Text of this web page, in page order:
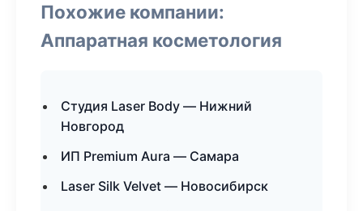
Похожие компании:
Аппаратная косметология
Студия Laser Body — Нижний
Новгород
ИП Premium Aura — Самара
Laser Silk Velvet — Новосибирск